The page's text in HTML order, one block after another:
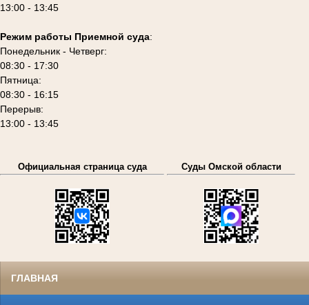
13:00 - 13:45
Режим работы Приемной суда:
Понедельник - Четверг:
08:30 - 17:30
Пятница:
08:30 - 16:15
Перерыв:
13:00 - 13:45
Официальная страница суда Суды Омской области
ГЛАВНАЯ